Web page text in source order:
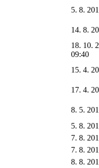
5. 8.
14. 8.
18. 10.
09:40
15. 4.
17. 4.
8. 5.
5. 8.
7. 8.
7. 8.
8. 8.